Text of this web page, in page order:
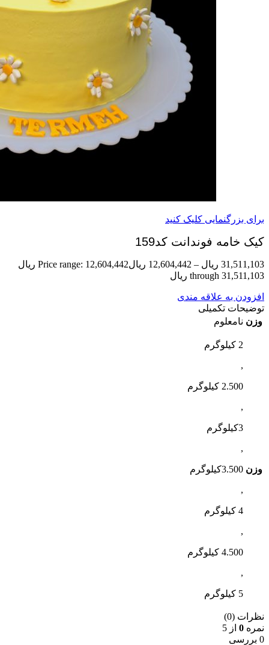
برای بزرگنمایی کلیک کنید
کیک خامه فوندانت کد159
31,511,103 ریال –
12,604,442 ریال
Price range: 12,604,442 ریال
through 31,511,103 ریال
افزودن به علاقه مندی
توضیحات تکمیلی
وزن نامعلوم
وزن
2 کیلوگرم
,
2.500 کیلوگرم
,
3کیلوگرم
,
3.500کیلوگرم
,
4 کیلوگرم
,
4.500 کیلوگرم
,
5 کیلوگرم
نظرات (0)
نمره 0 از 5
0 بررسی